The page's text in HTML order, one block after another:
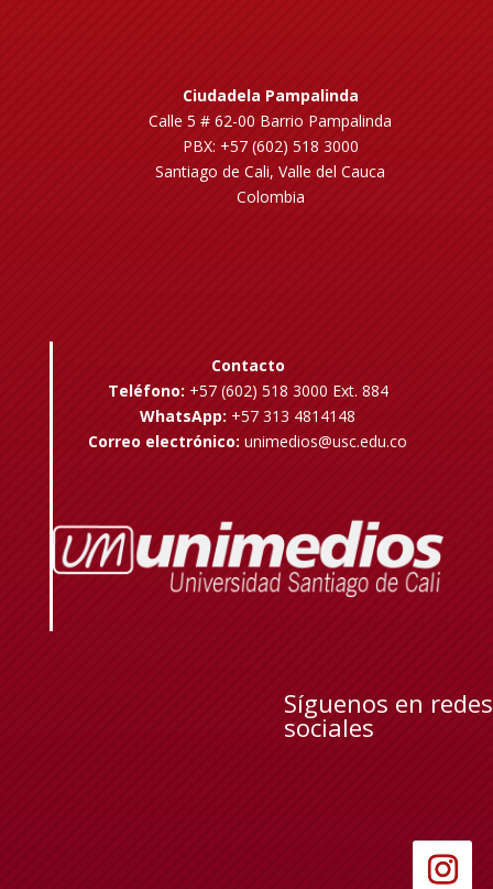
Ciudadela Pampalinda
Calle 5 # 62-00 Barrio Pampalinda
PBX: +57 (602) 518 3000
Santiago de Cali, Valle del Cauca
Colombia
Contacto
Teléfono: +57 (602) 518 3000 Ext. 884
WhatsApp: +57 313 4814148
Correo electrónico: unimedios@usc.edu.co
Síguenos en redes
sociales